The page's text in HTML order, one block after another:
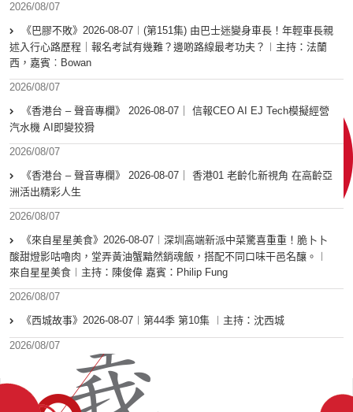
2026/08/07
《巴膠不敗》2026-08-07︱(第151集) 由巴士迷變身車長！年輕車長親
述入行心路歷程｜報名考試有幾難？邊啲路線最考功夫？︱主持：法蘭
西，嘉賓︰Bowan
2026/08/07
《香港台 – 聲音專欄》 2026-08-07｜ 信報CEO AI EJ Tech模擬經營
汽水機 AI即變狡猾
2026/08/07
《香港台 – 聲音專欄》 2026-08-07｜ 香港01 老齡化新視角 在高齡亞
洲活出精彩人生
2026/08/07
《來自星星美食》2026-08-07︱深圳高端新派中菜驚喜重重！脆卜卜
酸甜燈影咕嚕肉，堂弄黃油蟹黯然銷魂飯，搭配不同口味干邑名釀。︱
來自星星美食︱主持：陳俊偉 嘉賓：Philip Fung
2026/08/07
《西城故事》2026-08-07︱第44季 第10集 ︱主持：沈西城
2026/08/07